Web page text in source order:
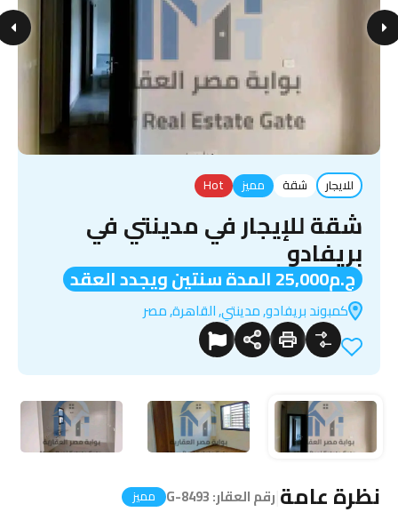
للايجار شقة مميز Hot
شقة للإيجار في مدينتي في
بريفادو
ج.م25,000 المدة سنتين ويجدد العقد
كمبوند بريفادو, مدينتي, القاهرة, مصر
نظرة عامة رقم العقار:G-8493 مميز